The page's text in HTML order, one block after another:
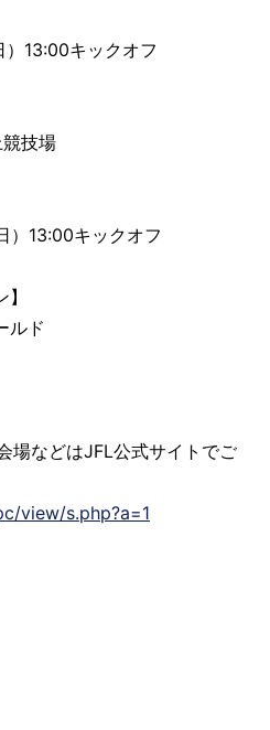
13:00キックオフ
技場
13:00キックオフ
ルド
場などはJFL公式サイトでご
view/s.php?a=1